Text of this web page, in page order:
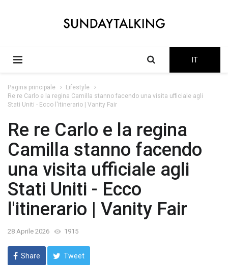
IT
Pagina principale
Lifestyle
Re re Carlo e la regina Camilla stanno facendo una visita ufficiale agli
Stati Uniti - Ecco l'itinerario | Vanity Fair
Re re Carlo e la regina
Camilla stanno facendo
una visita ufficiale agli
Stati Uniti - Ecco
l'itinerario | Vanity Fair
28 Aprile 2026 1915
Share Tweet